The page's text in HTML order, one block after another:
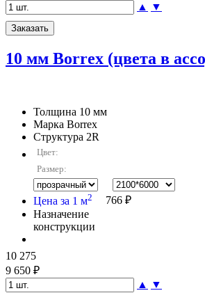
▲ ▼
10 мм Borrex (цвета в
Толщина 10 мм
Марка Borrex
Структура 2R
Цвет:
Размер:
Цена за 1 м2
766 ₽
Назначение
конструкции
10 275
9 650 ₽
▲
▼